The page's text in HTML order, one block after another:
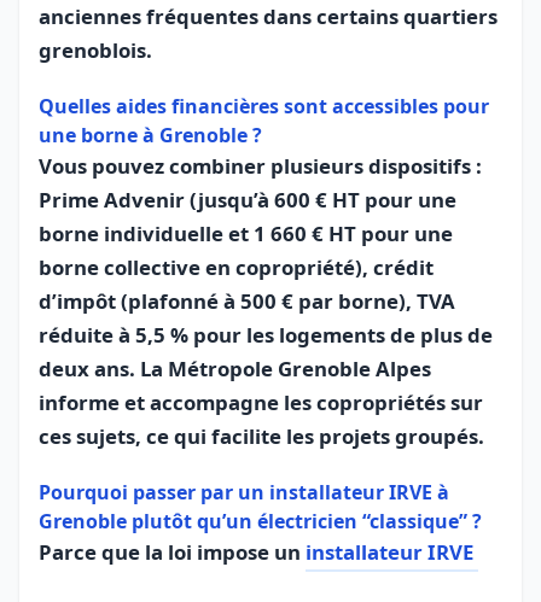
anciennes fréquentes dans certains quartiers
grenoblois.
Quelles aides financières sont accessibles pour
une borne à Grenoble ?
Vous pouvez combiner plusieurs dispositifs :
Prime Advenir (jusqu’à 600 € HT pour une
borne individuelle et 1 660 € HT pour une
borne collective en copropriété), crédit
d’impôt (plafonné à 500 € par borne), TVA
réduite à 5,5 % pour les logements de plus de
deux ans. La Métropole Grenoble Alpes
informe et accompagne les copropriétés sur
ces sujets, ce qui facilite les projets groupés.
Pourquoi passer par un installateur IRVE à
Grenoble plutôt qu’un électricien “classique” ?
Parce que la loi impose un installateur IRVE